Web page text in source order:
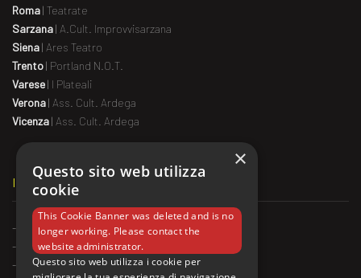
Roma| Teatrate
Sarzana| A.Cult. Improvvisarzana
Siena| Ares Teatro
Trento| Portland N.O.T.
Varese| I Plateali
Verona| Ass. Cult. Ardega
Vicenza| Ass. Cult. Ardega
IL MATCH ALL’ESTERO
- Montreal,Ligue National d'Improvisation
-
Belgio
- Francia
×
Questo sito web utilizza
cookie
This Cookie Banner was deleted and is no
longer working. Please contact the
website administrator.
Questo sito web utilizza i cookie per